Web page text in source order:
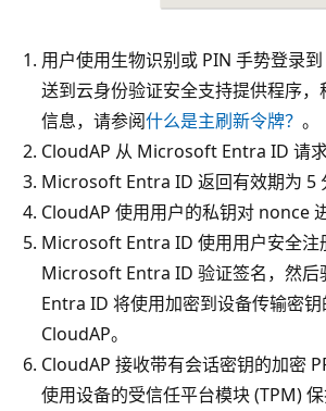
用户使用生物识别或 PIN 手势登录
送到云身份验证安全支持提供程序，
信息，请参阅什么是主刷新令牌？ 。
CloudAP 从 Microsoft Entra ID 请
Microsoft Entra ID 返回有效期为 5
CloudAP 使用用户的私钥对 nonce
Microsoft Entra ID 使用用户安全注
Microsoft Entra ID 验证签名，然
Entra ID 将使用加密到设备传输密
CloudAP。
CloudAP 接收带有会话密钥的加密
使用设备的受信任平台模块 (TPM) 保